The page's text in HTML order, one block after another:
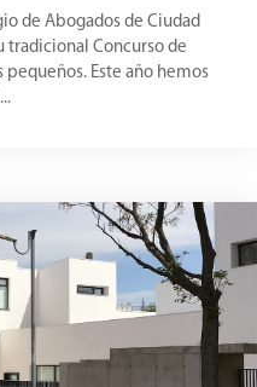
de Abogados de Ciudad
tradicional Concurso de
Este año hemos